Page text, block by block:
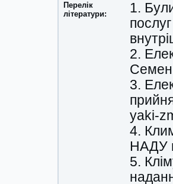
Перелік
літератури:
1.
2.
3.
yaki-
4.
НАДУ
5.